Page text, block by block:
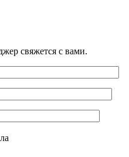
свяжется с вами.